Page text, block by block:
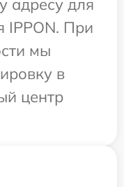
адресу для
IPPON. При
мы
в
центр